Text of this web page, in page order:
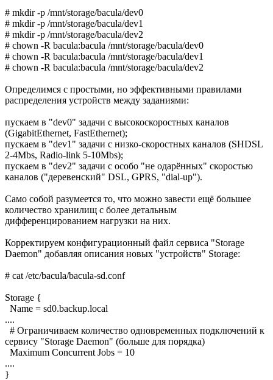
# mkdir -p /mnt/storage/bacula/dev0
# mkdir -p /mnt/storage/bacula/dev1
# mkdir -p /mnt/storage/bacula/dev2
# chown -R bacula:bacula /mnt/storage/bacula/dev0
# chown -R bacula:bacula /mnt/storage/bacula/dev1
# chown -R bacula:bacula /mnt/storage/bacula/dev2
Определимся с простыми, но эффективными правилами
распределения устройств между заданиями:
пускаем в "dev0" задачи с высокоскоростных каналов
(GigabitEthernet, FastEthernet);
пускаем в "dev1" задачи с низко-скоростных каналов (SHDSL
2-4Mbs, Radio-link 5-10Mbs);
пускаем в "dev2" задачи с особо "не одарённых" скоростью
каналов ("деревенский" DSL, GPRS, "dial-up").
Само собой разумеется то, что можно завести ещё большее
количество хранилищ с более детальным
дифференцированием нагрузки на них.
Корректируем конфигурационный файл сервиса "Storage
Daemon" добавляя описания новых "устройств" Storage:
# cat /etc/bacula/bacula-sd.conf
Storage {
Name = sd0.backup.local
....
# Ограничиваем количество одновременных подключений к
сервису "Storage Daemon" (больше для порядка)
Maximum Concurrent Jobs = 10
....
}